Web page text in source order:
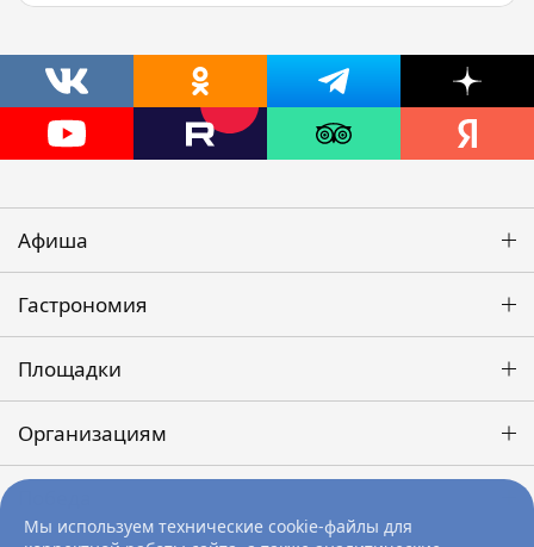
Мы используем технические cookie-файлы для
Афиша
Гастрономия
Площадки
Организациям